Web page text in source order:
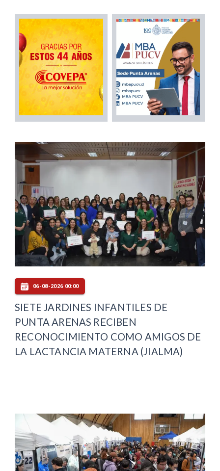
06-08-2026 00:00
SIETE JARDINES INFANTILES DE
PUNTA ARENAS RECIBEN
RECONOCIMIENTO COMO AMIGOS DE
LA LACTANCIA MATERNA (JIALMA)